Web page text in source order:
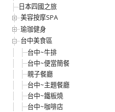
日本四國之旅
美容按摩SPA
瑜珈健身
台中美食區
台中~牛排
台中~便當簡餐
親子餐廳
台中~主題餐廳
台中~鐵板燒
台中~咖啡店